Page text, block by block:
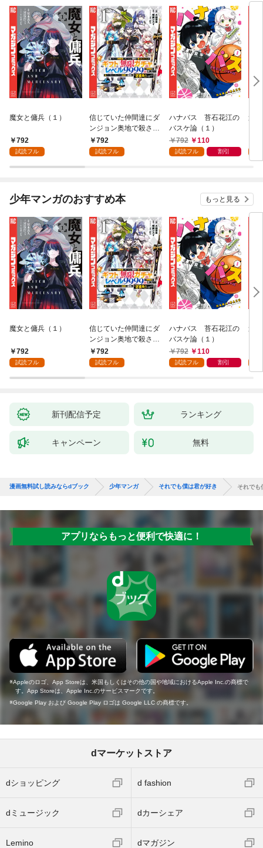
魔女と傭兵（１）
792
試読フル
信じていた仲間達にダ
ンジョン奥地で殺され
かけたがギフト『無限
ガチャ』でレベル９９
（１）
792
試読フル
ハナバス 苔石花江の
バスケ論（１）
792
110
試読フル 割引
追
強
～
（
少年マンガのおすすめ本 もっと見る
魔女と傭兵（１）
792
試読フル
信じていた仲間達にダ
ンジョン奥地で殺され
かけたがギフト『無限
ガチャ』でレベル９９
（１）
792
試読フル
ハナバス 苔石花江の
バスケ論（１）
792
110
試読フル 割引
追
強
～
新刊配信予定 ランキング
キャンペーン 無料
漫画無料試し読みならdブック 少年マンガ それでも僕は君が好き それでも
アプリならもっと便利で快適に！
Appleのロゴ、App Storeは、米国もしくはその他の国や地域におけるApple Inc.の商標で
す。App Storeは、Apple Inc.のサービスマークです。
Google Play および Google Play ロゴは Google LLC の商標です。
dマーケットストア
dショッピング d fashion
dミュージック dカーシェア
Lemino dマガジン